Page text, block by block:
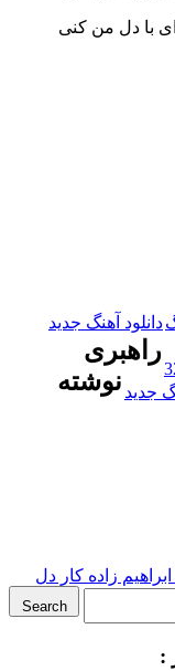
کنی
جدید
کار دل